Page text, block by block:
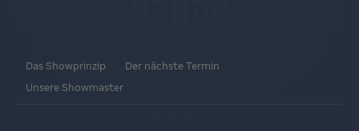
Das Showprinzip
Der nächste Termin
Unsere Showmaster